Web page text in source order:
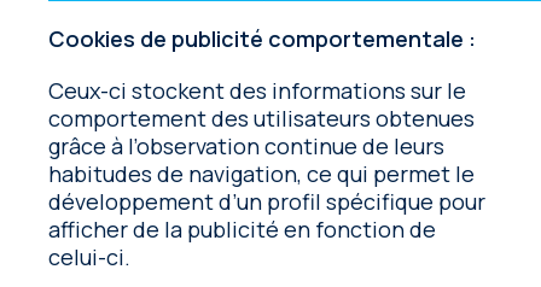
Cookies de publicité comportementale :
Ceux-ci stockent des informations sur le
comportement des utilisateurs obtenues
grâce à l’observation continue de leurs
habitudes de navigation, ce qui permet le
développement d’un profil spécifique pour
afficher de la publicité en fonction de
celui-ci.